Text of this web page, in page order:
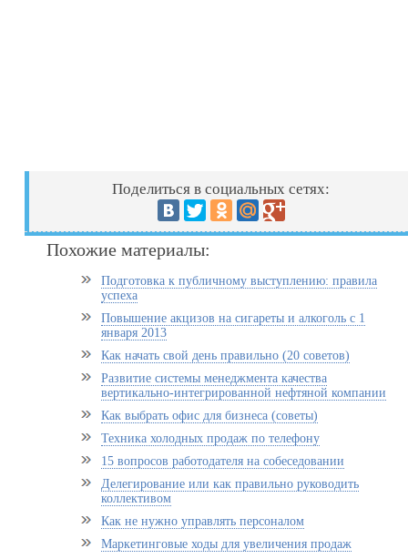
Поделиться в социальных сетях:
Похожие материалы:
Подготовка к публичному выступлению: правила
успеха
Повышение акцизов на сигареты и алкоголь с 1
января 2013
Как начать свой день правильно (20 советов)
Развитие системы менеджмента качества
вертикально-интегрированной нефтяной компании
Как выбрать офис для бизнеса (советы)
Техника холодных продаж по телефону
15 вопросов работодателя на собеседовании
Делегирование или как правильно руководить
коллективом
Как не нужно управлять персоналом
Маркетинговые ходы для увеличения продаж